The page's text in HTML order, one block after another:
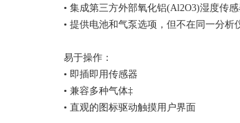
• 集成第三方外部氧化铝(Al2O3)湿度传
• 提供电池和气泵选项，但不在同一分析
易于操作：
• 即插即用传感器
• 兼容多种气体‡
• 直观的图标驱动触摸用户界面